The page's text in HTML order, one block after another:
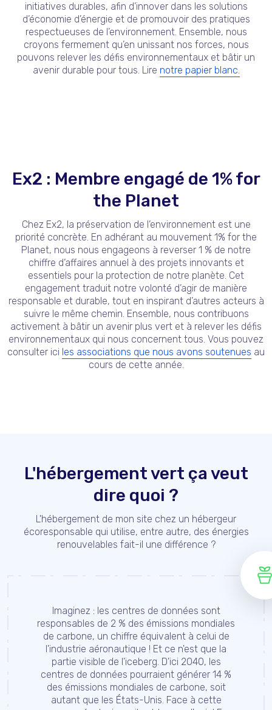
initiatives durables, afin d’innover dans les solutions
d’économie d’énergie et de promouvoir des pratiques
respectueuses de l’environnement. Ensemble, nous
croyons fermement qu’en unissant nos forces, nous
pouvons relever les défis environnementaux et bâtir un
avenir durable pour tous. Lire notre papier blanc.
Ex2 : Membre engagé de 1% for
the Planet
Chez Ex2, la préservation de l’environnement est une
priorité concrète. En adhérant au mouvement 1% for the
Planet, nous nous engageons à reverser 1 % de notre
chiffre d’affaires annuel à des projets innovants et
essentiels pour la protection de notre planète. Cet
engagement traduit notre volonté d’agir de manière
responsable et durable, tout en inspirant d’autres acteurs à
suivre le même chemin. Ensemble, nous contribuons
activement à bâtir un avenir plus vert et à relever les défis
environnementaux qui nous concernent tous. Vous pouvez
consulter ici les associations que nous avons soutenues au
cours de cette année.
L'hébergement vert ça veut
dire quoi ?
L'hébergement de mon site chez un hébergeur
écoresponsable qui utilise, entre autre, des énergies
renouvelables fait-il une différence ?
Imaginez : les centres de données sont
responsables de 2 % des émissions mondiales
de carbone, un chiffre équivalent à celui de
l'industrie aéronautique ! Et ce n'est que la
partie visible de l'iceberg. D'ici 2040, les
centres de données pourraient générer 14 %
des émissions mondiales de carbone, soit
autant que les États-Unis. Face à cette